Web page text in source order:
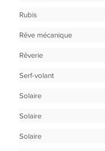
Rubis
Rêve mécanique
Rêverie
Serf-volant
Solaire
Solaire
Solaire